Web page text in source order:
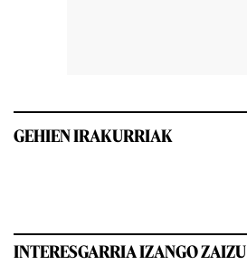
GEHIEN IRAKURRIAK
INTERESGARRIA IZANGO ZAIZU